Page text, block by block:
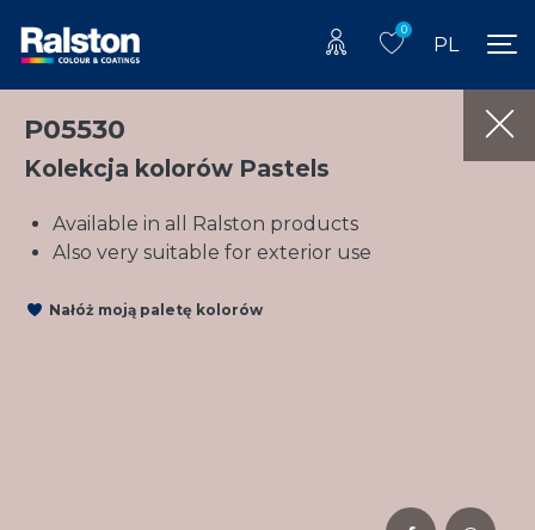
0
PL
P05530
Kolekcja kolorów Pastels
Available in all Ralston products
Also very suitable for exterior use
Nałóż moją paletę kolorów